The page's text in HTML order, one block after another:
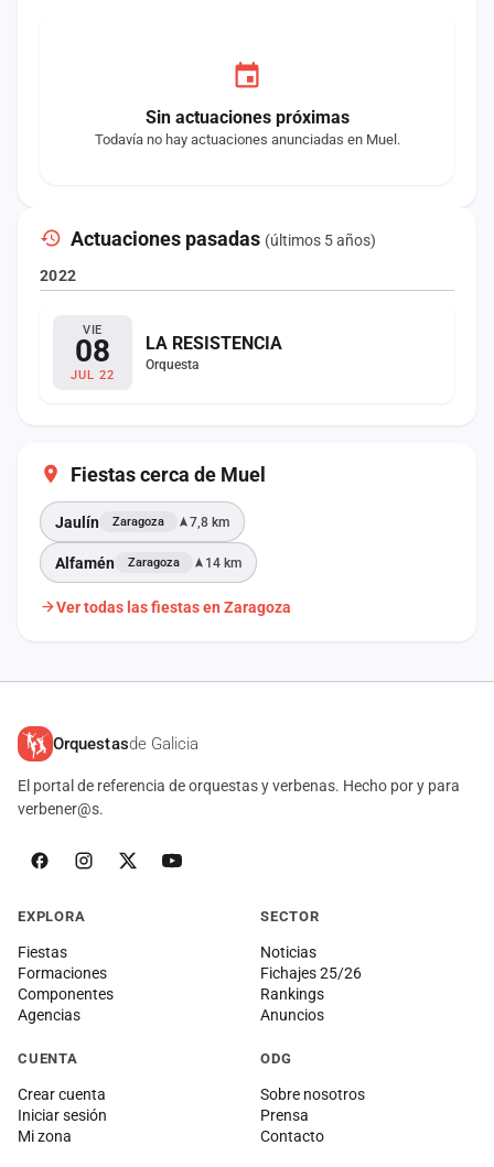
Sin actuaciones próximas
Todavía no hay actuaciones anunciadas en Muel.
Actuaciones pasadas (últimos 5 años)
2022
VIE
08
JUL 22
LA RESISTENCIA
Orquesta
Fiestas cerca de Muel
Jaulín Zaragoza 7,8 km
Alfamén Zaragoza 14 km
Ver todas las fiestas en Zaragoza
Orquestasde Galicia
El portal de referencia de orquestas y verbenas. Hecho por y para
verbener@s.
EXPLORA
Fiestas
Formaciones
Componentes
Agencias
SECTOR
Noticias
Fichajes 25/26
Rankings
Anuncios
CUENTA
Crear cuenta
Iniciar sesión
Mi zona
ODG
Sobre nosotros
Prensa
Contacto